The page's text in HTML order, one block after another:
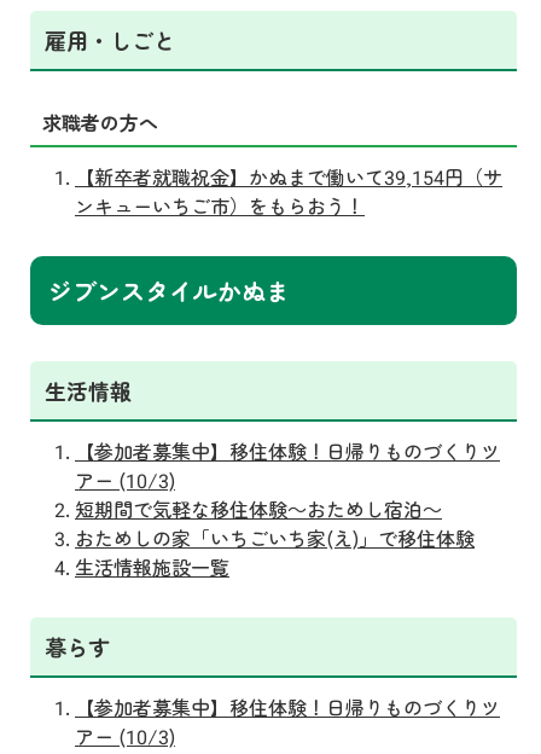
雇用・しごと
求職者の方へ
【新卒者就職祝金】かぬまで働いて39,154円（サ
ンキューいちご市）をもらおう！
ジブンスタイルかぬま
生活情報
【参加者募集中】移住体験！日帰りものづくりツ
アー (10/3)
短期間で気軽な移住体験～おためし宿泊～
おためしの家「いちごいち家(え)」で移住体験
生活情報施設一覧
暮らす
【参加者募集中】移住体験！日帰りものづくりツ
アー (10/3)